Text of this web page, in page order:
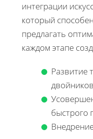
интеграции
который
предлагать
каждом этапе
Развитие
двойников
быстрого